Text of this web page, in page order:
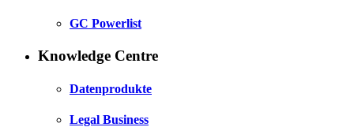
GC Powerlist
Knowledge Centre
Datenprodukte
Legal Business